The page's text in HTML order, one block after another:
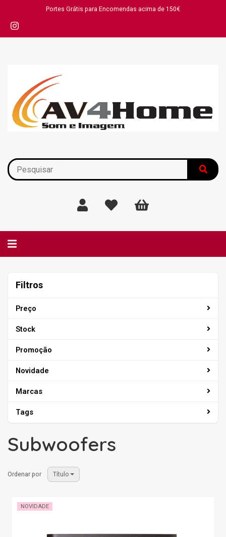
Portes Grátis para Encomendas acima de 150€
Alternar
Filtros
Preço
Stock
Promoção
Novidade
Marcas
Tags
Subwoofers
Ordenar por Título
NOVIDADE